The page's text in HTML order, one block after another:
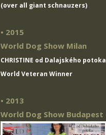
(over all giant schnauzers)
• 2015
World Dog Show Milan
CHRISTINE od Dalajského potoka
World Veteran Winner
• 2013
World Dog Show Budapest